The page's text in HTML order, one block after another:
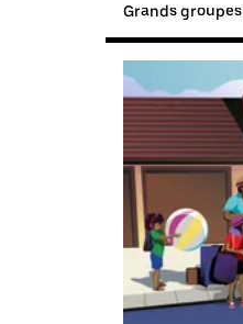
Grands groupes